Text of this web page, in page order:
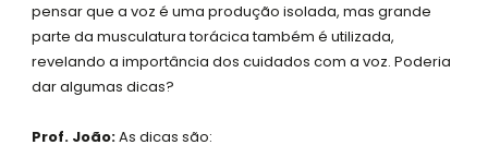
pensar que a voz é uma produção isolada, mas grande
parte da musculatura torácica também é utilizada,
revelando a importância dos cuidados com a voz. Poderia
dar algumas dicas?
Prof. João:As dicas são: